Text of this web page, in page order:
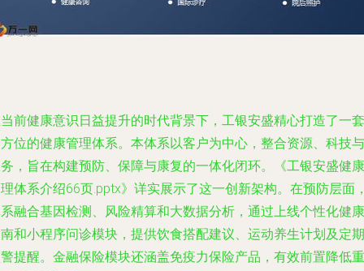
前健康意识日益提升的时代背景下，工银安盛精心打造了一套
位的健康管理体系。本体系以客户为中心，整合资源、科技与
，旨在构建预防、保障与康复的一体化闭环。《工银安盛健康
体系介绍66页.pptx》详实展示了这一创新架构。在预防层面
融合基因检测、风险精算和大数据分析，通过上线个性化健康
和小程序问诊模块，提供饮食搭配建议、运动养生计划及定期
提醒。金融保险模块还涵盖免疫力保险产品，有效前置降低重